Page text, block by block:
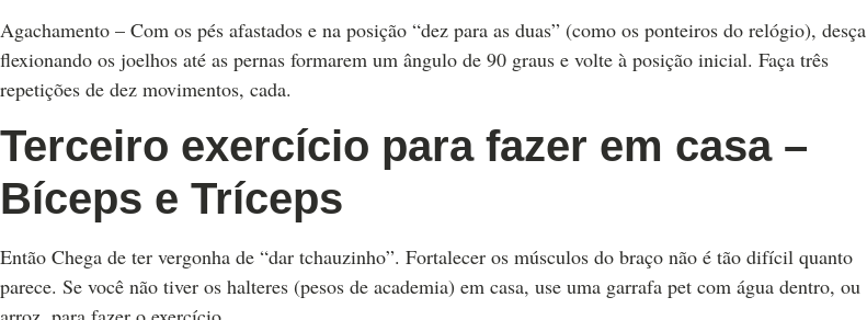
Agachamento – Com os pés afastados e na posição “dez para as duas” (como os ponteiros do relógio), desça
flexionando os joelhos até as pernas formarem um ângulo de 90 graus e volte à posição inicial. Faça três
repetições de dez movimentos, cada.
Terceiro exercício para fazer em casa –
Bíceps e Tríceps
Então Chega de ter vergonha de “dar tchauzinho”. Fortalecer os músculos do braço não é tão difícil quanto
parece. Se você não tiver os halteres (pesos de academia) em casa, use uma garrafa pet com água dentro, ou